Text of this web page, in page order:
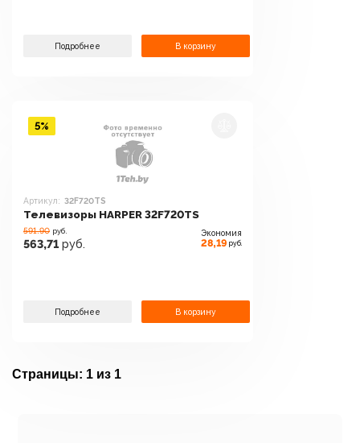
Подробнее В корзину
Артикул: 32F720TS
Телевизоры HARPER 32F720TS
591.90 руб.
563,71 руб.
Экономия
28,19 руб.
Подробнее В корзину
5%
Страницы: 1 из 1